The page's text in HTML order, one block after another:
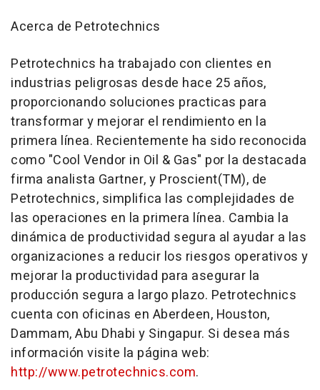
Acerca de Petrotechnics
Petrotechnics ha trabajado con clientes en
industrias peligrosas desde hace 25 años,
proporcionando soluciones practicas para
transformar y mejorar el rendimiento en la
primera línea. Recientemente ha sido reconocida
como "Cool Vendor in Oil & Gas" por la destacada
firma analista Gartner, y Proscient(TM), de
Petrotechnics, simplifica las complejidades de
las operaciones en la primera línea. Cambia la
dinámica de productividad segura al ayudar a las
organizaciones a reducir los riesgos operativos y
mejorar la productividad para asegurar la
producción segura a largo plazo. Petrotechnics
cuenta con oficinas en Aberdeen, Houston,
Dammam, Abu Dhabi y Singapur. Si desea más
información visite la página web:
http://www.petrotechnics.com.